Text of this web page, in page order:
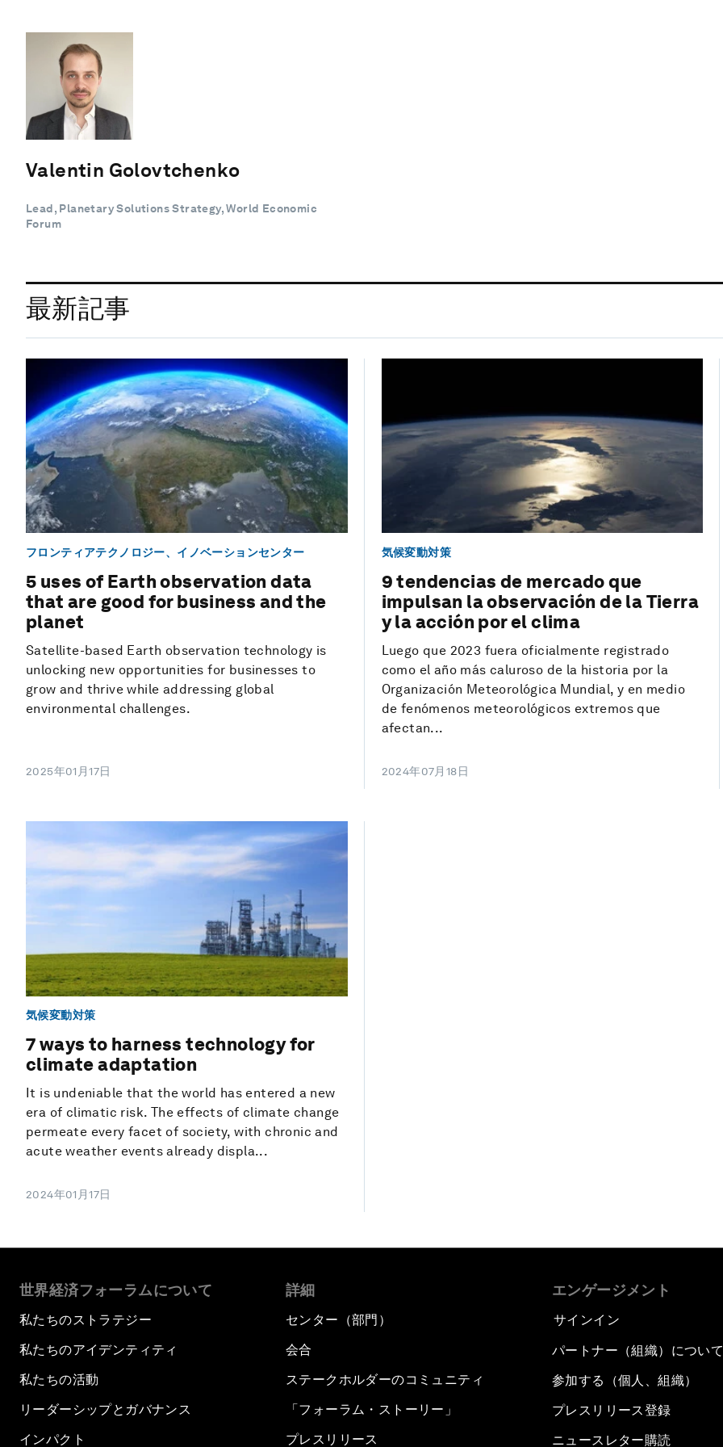
Valentin Golovtchenko
Lead, Planetary Solutions Strategy, World Economic
Forum
最新記事
フロンティアテクノロジー、イノベーションセンター
5 uses of Earth observation data
that are good for business and the
planet
Satellite-based Earth observation technology is
unlocking new opportunities for businesses to
grow and thrive while addressing global
environmental challenges.
2025年01月17日
気候変動対策
9 tendencias de mercado que
impulsan la observación de la Tierra
y la acción por el clima
Luego que 2023 fuera oficialmente registrado
como el año más caluroso de la historia por la
Organización Meteorológica Mundial, y en medio
de fenómenos meteorológicos extremos que
afectan...
2024年07月18日
気候変動対策
7 ways to harness technology for
climate adaptation
It is undeniable that the world has entered a new
era of climatic risk. The effects of climate change
permeate every facet of society, with chronic and
acute weather events already displa...
2024年01月17日
世界経済フォーラムについて
私たちのストラテジー
私たちのアイデンティティ
私たちの活動
リーダーシップとガバナンス
インパクト
詳細
センター（部門）
会合
ステークホルダーのコミュニティ
「フォーラム・ストーリー」
プレスリリース
エンゲージメント
サインイン
パートナー（組織）について
参加する（個人、組織）
プレスリリース登録
ニュースレター購読